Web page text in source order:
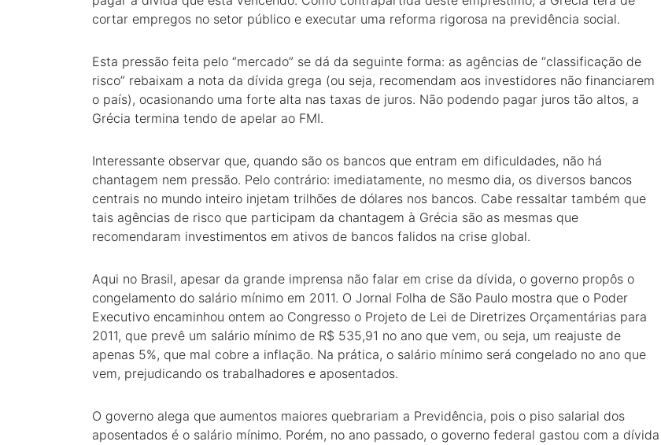
cortar empregos no setor público e executar uma reforma rigorosa na previdência social.
Esta pressão feita pelo “mercado” se dá da seguinte forma: as agências de “classificação de
risco” rebaixam a nota da dívida grega (ou seja, recomendam aos investidores não financiarem
o país), ocasionando uma forte alta nas taxas de juros. Não podendo pagar juros tão altos, a
Grécia termina tendo de apelar ao FMI.
Interessante observar que, quando são os bancos que entram em dificuldades, não há
chantagem nem pressão. Pelo contrário: imediatamente, no mesmo dia, os diversos bancos
centrais no mundo inteiro injetam trilhões de dólares nos bancos. Cabe ressaltar também que
tais agências de risco que participam da chantagem à Grécia são as mesmas que
recomendaram investimentos em ativos de bancos falidos na crise global.
Aqui no Brasil, apesar da grande imprensa não falar em crise da dívida, o governo propôs o
congelamento do salário mínimo em 2011. O Jornal Folha de São Paulo mostra que o Poder
Executivo encaminhou ontem ao Congresso o Projeto de Lei de Diretrizes Orçamentárias para
2011, que prevê um salário mínimo de R$ 535,91 no ano que vem, ou seja, um reajuste de
apenas 5%, que mal cobre a inflação. Na prática, o salário mínimo será congelado no ano que
vem, prejudicando os trabalhadores e aposentados.
O governo alega que aumentos maiores quebrariam a Previdência, pois o piso salarial dos
aposentados é o salário mínimo. Porém, no ano passado, o governo federal gastou com a dívida